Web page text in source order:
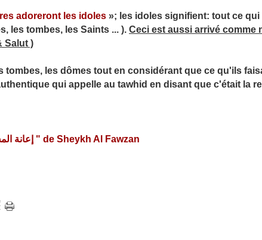
adoreront les idoles »; les idoles signifient: tout ce qui
les tombes, les Saints ... ). Ceci est aussi arrivé comme
Salut )
les dômes tout en considérant que ce qu'ils
qui appelle au tawhid en disant que c'était la
Tiré du livre " إعانة المستفيد بشرح كتاب التوحيد " de Sheykh Al Fawzan